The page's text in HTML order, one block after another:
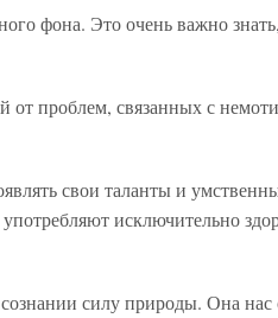
фона. Это очень важно
от проблем, связанных с
свои таланты и
исключительно
силу природы. Она